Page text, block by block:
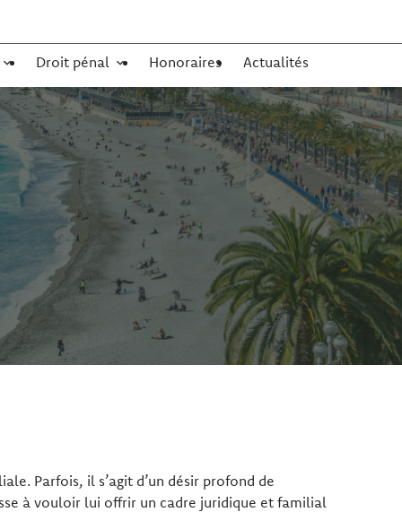
Droit pénal Honoraires Actualités
Parfois, il s’agit d’un désir profond de
à vouloir lui offrir un cadre juridique et familial